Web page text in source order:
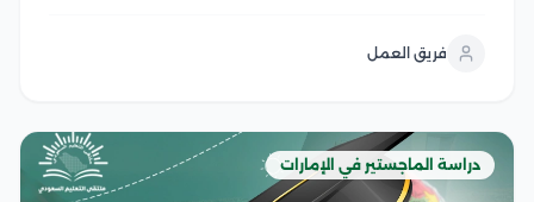
من الطلاب الدارسين السعوديين في الالتحاق ببرامج
فريق العمل
دراسة الماجستير في الإمارات